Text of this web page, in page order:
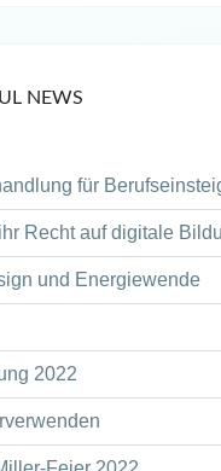
NEWS
für
Recht auf digitale
und Energiewende
2022